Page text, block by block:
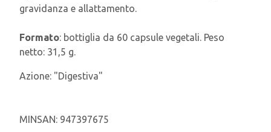
gravidanza e allattamento.
Formato: bottiglia da 60 capsule vegetali. Peso
netto: 31,5 g.
Azione: "Digestiva"
MINSAN: 947397675